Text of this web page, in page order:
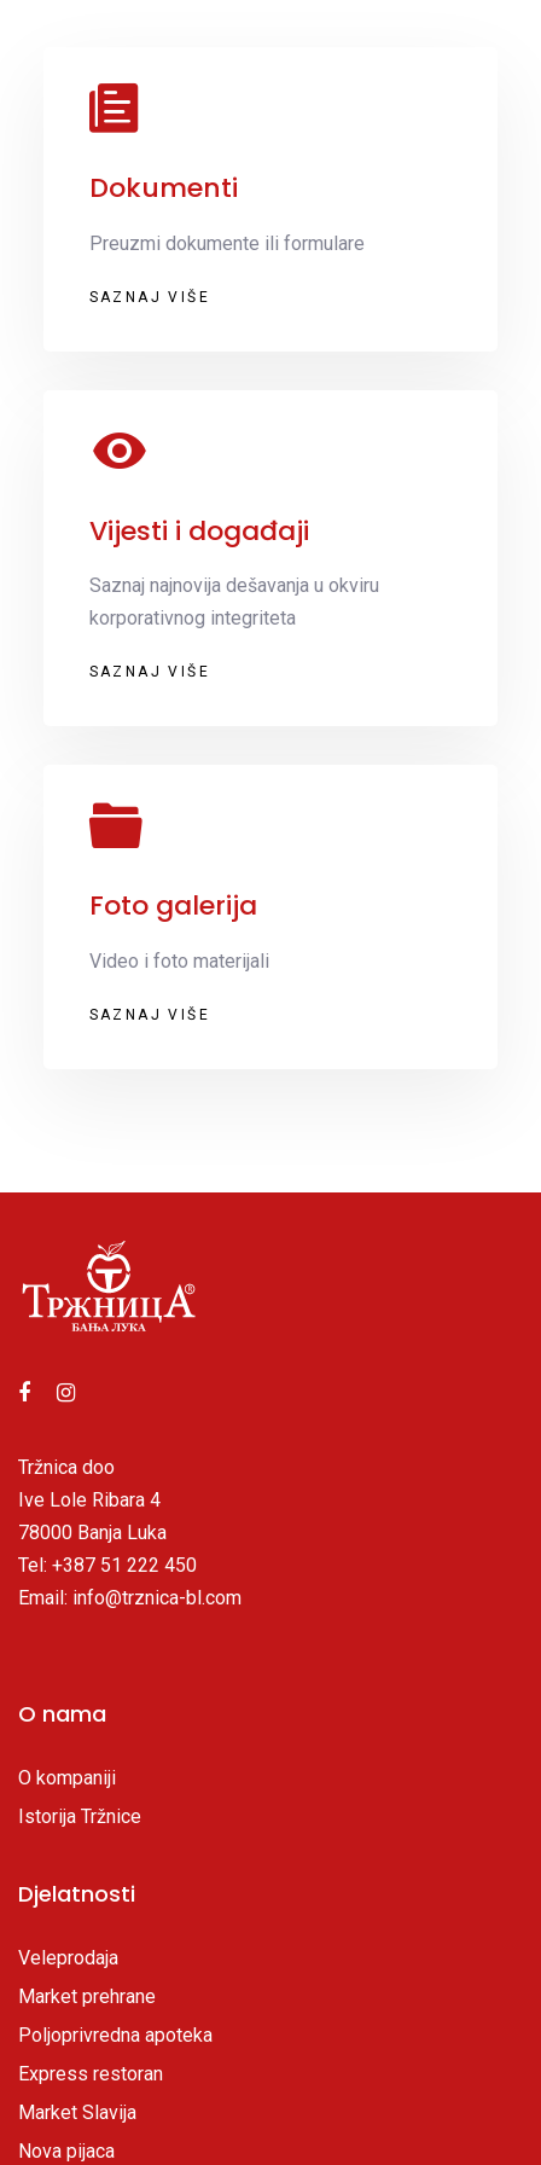
Dokumenti
Preuzmi dokumente ili formulare
SAZNAJ VIŠE
Vijesti i događaji
Saznaj najnovija dešavanja u okviru
korporativnog integriteta
SAZNAJ VIŠE
Foto galerija
Video i foto materijali
SAZNAJ VIŠE
Tržnica doo
Ive Lole Ribara 4
78000 Banja Luka
Tel: +387 51 222 450
Email: info@trznica-bl.com
O nama
O kompaniji
Istorija Tržnice
Djelatnosti
Veleprodaja
Market prehrane
Poljoprivredna apoteka
Express restoran
Market Slavija
Nova pijaca